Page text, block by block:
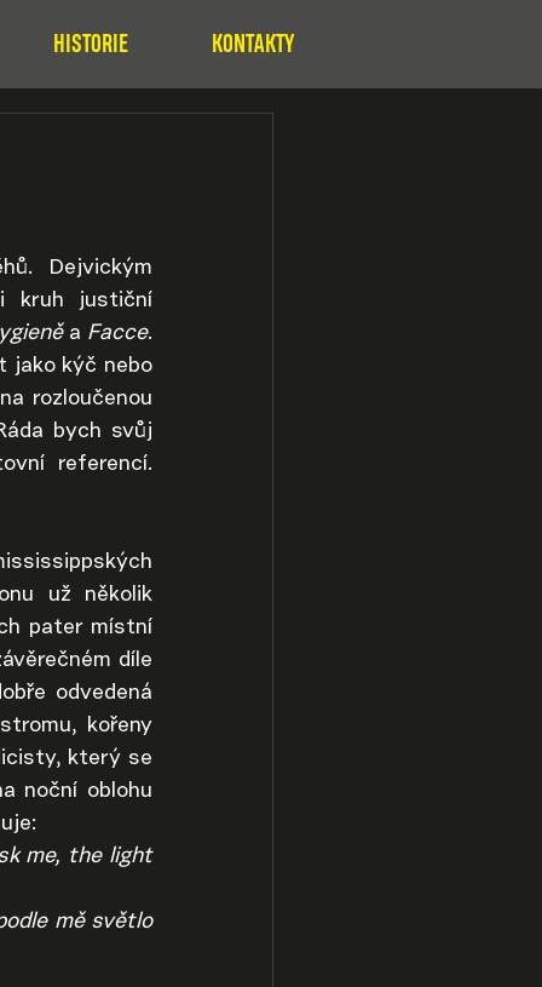
HISTORIE KONTAKTY
Dejvickým
kruh justiční
a Facce.
jako kýč nebo
rozloučenou
bych svůj
referencí.
už několik
pater místní
díle
odvedená
kořeny
který se
noční oblohu
me, the light
mě světlo